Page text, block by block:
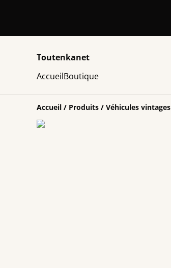
Toutenkanet
AccueilBoutique
Accueil / Produits / Véhicules vintages